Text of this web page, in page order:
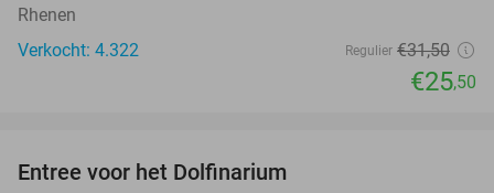
Rhenen
Verkocht: 4.322
Regulier €31,50
€25,50
Entree voor het Dolfinarium